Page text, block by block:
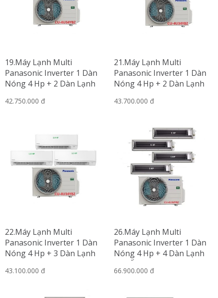
19.Máy Lạnh Multi
Panasonic Inverter 1 Dàn
Nóng 4 Hp + 2 Dàn Lạnh
42.750.000 đ
21.Máy Lạnh Multi
Panasonic Inverter 1 Dàn
Nóng 4 Hp + 2 Dàn Lạnh
43.700.000 đ
22.Máy Lạnh Multi
Panasonic Inverter 1 Dàn
Nóng 4 Hp + 3 Dàn Lạnh
Hp
43.100.000 đ
26.Máy Lạnh Multi
Panasonic Inverter 1 Dàn
Nóng 4 Hp + 4 Dàn Lạnh
Nối Ống Gió 1 Hp
66.900.000 đ